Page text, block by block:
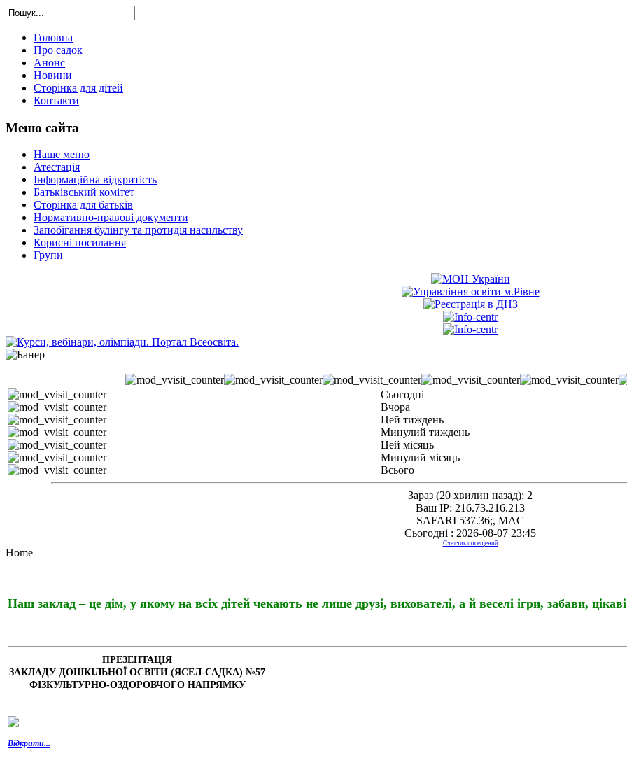
Головна
Про садок
Анонс
Новини
Сторінка для дітей
Контакти
Меню сайта
Наше меню
Атестація
Інформаційна відкритість
Батьківський комітет
Сторінка для батьків
Нормативно-правові документи
Запобігання булінгу та протидія насильству
Корисні посилання
Групи
Сьогодні
Вчора
Цей тиждень
Минулий тиждень
Цей місяць
Минулий місяць
Всього
Зараз (20 хвилин назад): 2
Ваш IP: 216.73.216.213
SAFARI 537.36;, MAC
Сьогодні : 2026-08-07 23:45
Счетчик посещений
Home
Наш заклад – це дім, у якому на всіх дітей чекають не лише друзі, вихователі, а й веселі ігри, забави,
ПРЕЗЕНТАЦІЯ
ЗАКЛАДУ ДОШКІЛЬНОЇ ОСВІТИ (ЯСЕЛ-САДКА) №57
ФІЗКУЛЬТУРНО-ОЗДОРОВЧОГО НАПРЯМКУ
Відкрити...